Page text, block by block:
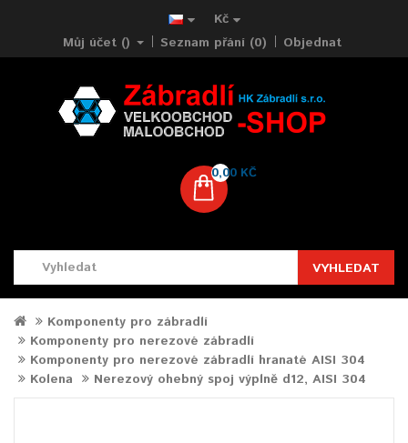
Kč
Můj účet ()
Seznam přání (0) Objednat
0,00 KČ
VYHLEDAT
Komponenty pro zábradlí
Komponenty pro nerezové zábradlí
Komponenty pro nerezové zábradlí hranaté AISI 304
Kolena
Nerezový ohebný spoj výplně d12, AISI 304